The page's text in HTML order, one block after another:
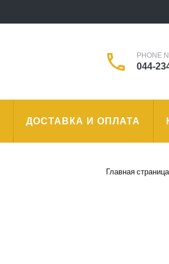
PHONE
044-
ДОСТАВКА И ОПЛАТА
Главная страница